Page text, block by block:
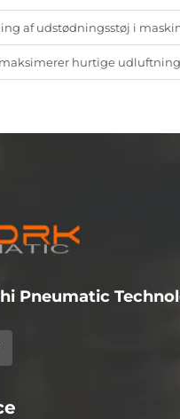
udstødningsstøj i maskiner med høj cyklustal
hurtige udluftningsventiler cylinderens
Pneumatic